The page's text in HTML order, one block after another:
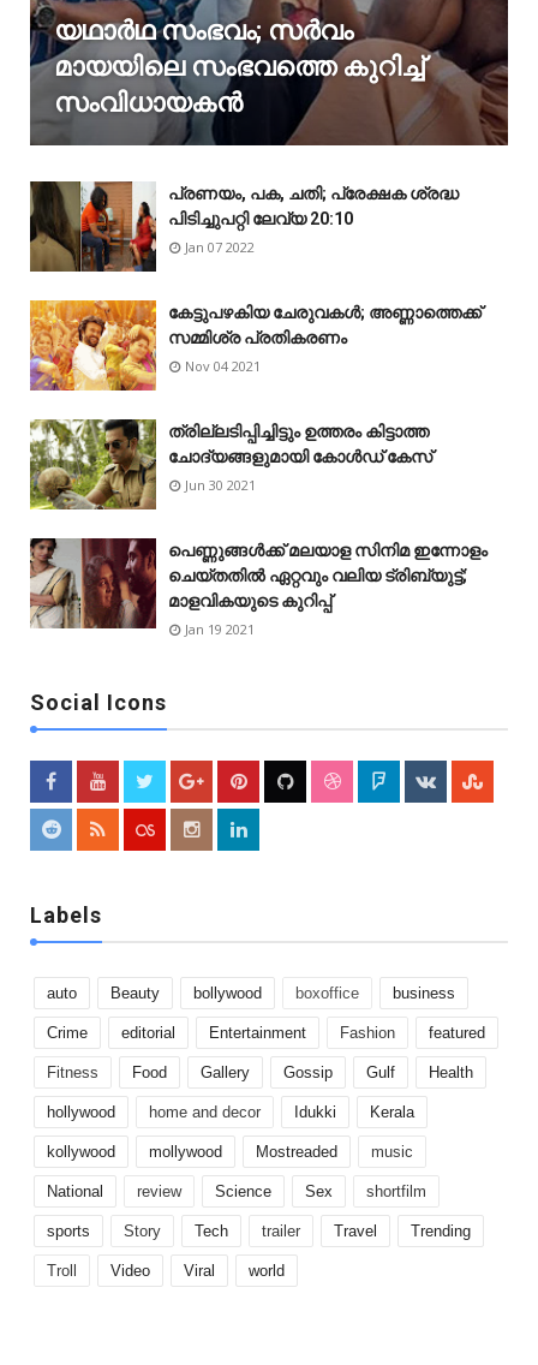
യഥാർഥ സംഭവം; സർവം
മായയിലെ സംഭവത്തെ കുറിച്ച്
സംവിധായകൻ
പ്രണയം, പക, ചതി; പ്രേക്ഷക ശ്രദ്ധ
പിടിച്ചുപറ്റി ലേവ്യ 20:10
Jan 07 2022
കേട്ടുപഴകിയ ചേരുവകൾ; അണ്ണാത്തെക്ക്
സമ്മിശ്ര പ്രതികരണം
Nov 04 2021
ത്രില്ലടിപ്പിച്ചിട്ടും ഉത്തരം കിട്ടാത്ത
ചോദ്യങ്ങളുമായി കോൾഡ് കേസ്
Jun 30 2021
പെണ്ണുങ്ങള്‍ക്ക് മലയാള സിനിമ ഇന്നോളം
ചെയ്‌തതിൽ ഏറ്റവും വലിയ ട്രിബ്യുട്ട്;
മാളവികയുടെ കുറിപ്പ്
Jan 19 2021
Social Icons
Labels
auto Beauty bollywood boxoffice business
Crime editorial Entertainment Fashion featured
Fitness Food Gallery Gossip Gulf Health
hollywood home and decor Idukki Kerala
kollywood mollywood Mostreaded music
National review Science Sex shortfilm
sports Story Tech trailer Travel Trending
Troll Video Viral world